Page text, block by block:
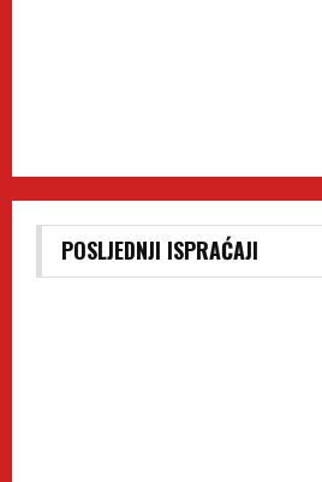
POSLJEDNJI ISPRAĆAJI